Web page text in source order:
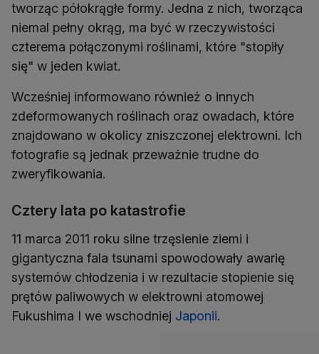
tworząc półokrągłe formy. Jedna z nich, tworząca
niemal pełny okrąg, ma być w rzeczywistości
czterema połączonymi roślinami, które "stopiły
się" w jeden kwiat.
Wcześniej informowano również o innych
zdeformowanych roślinach oraz owadach, które
znajdowano w okolicy zniszczonej elektrowni. Ich
fotografie są jednak przeważnie trudne do
zweryfikowania.
Cztery lata po katastrofie
11 marca 2011 roku silne trzęsienie ziemi i
gigantyczna fala tsunami spowodowały awarię
systemów chłodzenia i w rezultacie stopienie się
prętów paliwowych w elektrowni atomowej
Fukushima I we wschodniej Japonii.